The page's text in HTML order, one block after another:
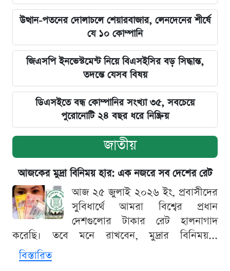
উত্থান-পতনের দোলাচলে শেয়ারবাজার, লেনদেনের শীর্ষে
যে ১০ কোম্পানি
জিএসপি ইনভেস্টমেন্ট নিয়ে বিএসইসির বড় সিদ্ধান্ত,
তদন্তে যেসব বিষয়
ডিএসইতে বন্ধ কোম্পানির সংখ্যা ৩৫, সবচেয়ে
পুরোনোটি ২৪ বছর ধরে নিষ্ক্রিয়
জাতীয়
আজকের মুদ্রা বিনিময় হার: এক নজরে সব দেশের রেট
আজ ২৫ জুলাই ২০২৬ ইং, প্রবাসীদের
সুবিধার্থে আমরা বিশ্বের প্রধান
দেশগুলোর টাকার রেট হালনাগাদ
করেছি। তবে মনে রাখবেন, মুদ্রার বিনিময়...
বিস্তারিত